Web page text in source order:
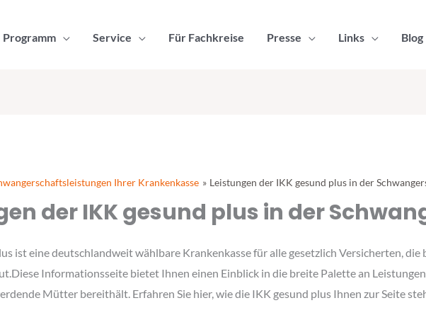
Programm Service Für Fachkreise Presse Links Blog
Ihrer Krankenkasse Leistungen der IKK gesund plus in der
der IKK gesund plus in der
ist eine deutschlandweit wählbare Krankenkasse für alle gesetzlich Versicherten,
Informationsseite bietet Ihnen einen Einblick in die breite Palette an
Mütter bereithält. Erfahren Sie hier, wie die IKK gesund plus Ihnen zur Seite